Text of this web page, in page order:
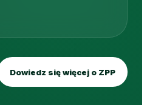
Dowiedz się więcej o ZPP